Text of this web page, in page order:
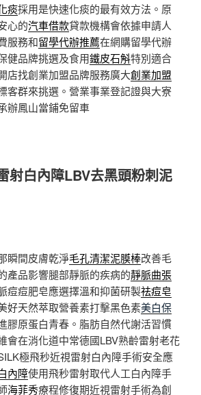
痰採用是快速化痰的最有效方法。原
心的汽車借款貸款機構會依據申請人
服務和留學代辦推薦在網購留學代辦
健品牌挑選及食用鐵皮石斛特別適合
店找創業加盟品牌服務廣大創業加盟
客群來挑選。營業事業登記證與大寮
辦鳳山當鋪免留車
射白內障LBV去黑頭粉刺泥
瞬間皮膚乾淨毛孔清潔泥膜棒改善毛
產品影響腿部靜脈的疾病的靜脈曲張
痘痘肥皂應選擇溫和抑菌研製祛痘皂
好天然萃取營養素打擊黑色素美白保
膠原蛋白青春。脂肪自然代謝活習慣
會在消化道中常德國LBV熟齡雷射老花
極飛秒近視雷射白內障手術安全應
內障使用飛秒雷射取代人工白內障手
海菲秀療程修復期近視雷射手術為創